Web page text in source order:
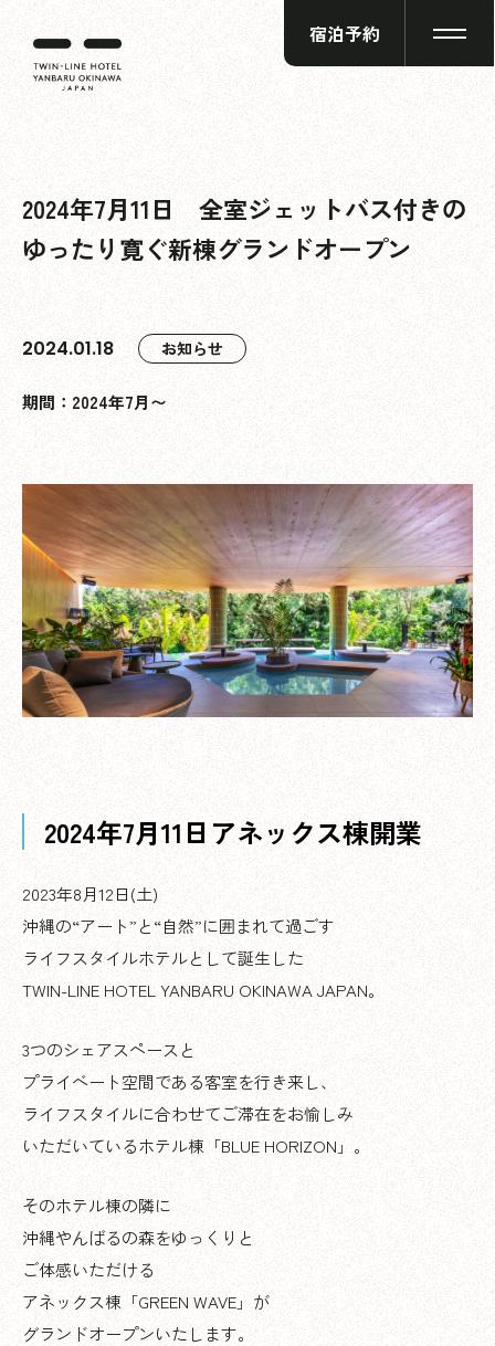
宿泊予約
2024年7月11日 全室ジェットバス付きの
ゆったり寛ぐ新棟グランドオープン
2024.01.18 お知らせ
期間：2024年7月〜
2024年7月11日アネックス棟開業
2023年8月12日(土)
沖縄の“アート”と“自然”に囲まれて過ごす
ライフスタイルホテルとして誕生した
TWIN-LINE HOTEL YANBARU OKINAWA JAPAN。
3つのシェアスペースと
プライベート空間である客室を行き来し、
ライフスタイルに合わせてご滞在をお愉しみ
いただいているホテル棟「BLUE HORIZON」。
そのホテル棟の隣に
沖縄やんばるの森をゆっくりと
ご体感いただける
アネックス棟「GREEN WAVE」が
グランドオープンいたします。